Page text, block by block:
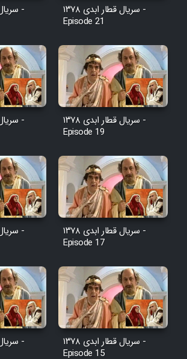
Film Atash Penhan
Animeishen Cinemaei Safar Be
Sarzamin Dur
Film Jangju Pirooz
Film Shab Rubah
Film Shah Khamush
Film Fil Dar Tariki
Film Farsh Bad
Film In Haft Nafar
Film Fani
سریال قطار ابدی ۱۳۷۸ -
Episode 21
سریال قطار ابدی ۱۳۷۸ -
Episode 19
سریال قطار ابدی ۱۳۷۸ -
Episode 17
سریال قطار ابدی ۱۳۷۸ -
Episode 15